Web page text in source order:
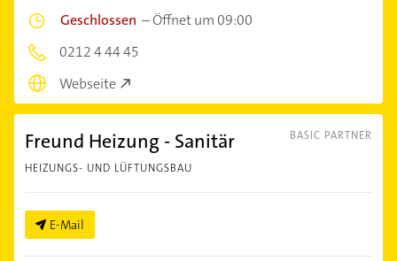
Geschlossen –Öffnet um 09:00
0212 4 44 45
Webseite
BASIC PARTNER
Freund Heizung - Sanitär
HEIZUNGS- UND LÜFTUNGSBAU
E-Mail